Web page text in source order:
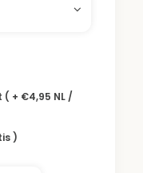
+ €4,95 NL /
)